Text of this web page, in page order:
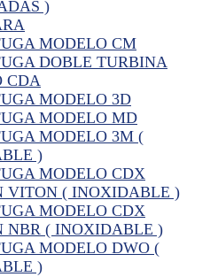
)
MODELO CM
DOBLE TURBINA
CDA
MODELO 3D
MODELO MD
MODELO 3M (
)
MODELO CDX
VITON ( INOXIDABLE )
MODELO CDX
NBR ( INOXIDABLE )
MODELO DWO (
)